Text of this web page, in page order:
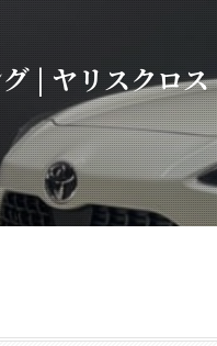
| ヤリスクロス